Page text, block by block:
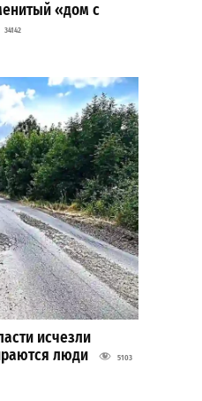
«дом с
34142
исчезли
люди
5103